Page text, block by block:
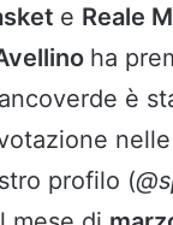
e Reale
ha
è
nelle
profilo (